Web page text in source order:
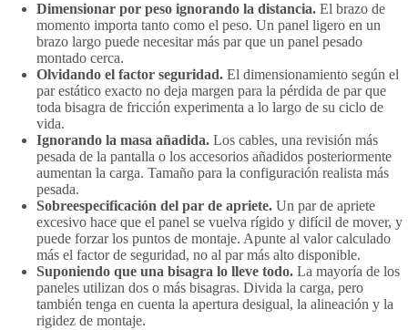
Dimensionar por peso ignorando la distancia. El brazo de
momento importa tanto como el peso. Un panel ligero en un
brazo largo puede necesitar más par que un panel pesado
montado cerca.
Olvidando el factor seguridad. El dimensionamiento según el
par estático exacto no deja margen para la pérdida de par que
toda bisagra de fricción experimenta a lo largo de su ciclo de
vida.
Ignorando la masa añadida. Los cables, una revisión más
pesada de la pantalla o los accesorios añadidos posteriormente
aumentan la carga. Tamaño para la configuración realista más
pesada.
Sobreespecificación del par de apriete. Un par de apriete
excesivo hace que el panel se vuelva rígido y difícil de mover, y
puede forzar los puntos de montaje. Apunte al valor calculado
más el factor de seguridad, no al par más alto disponible.
Suponiendo que una bisagra lo lleve todo. La mayoría de los
paneles utilizan dos o más bisagras. Divida la carga, pero
también tenga en cuenta la apertura desigual, la alineación y la
rigidez de montaje.